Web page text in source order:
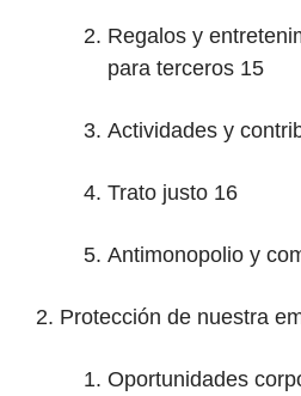
Regalos y
para terceros 15
Actividades y
Trato justo 16
Antimonopolio y
Protección de nuestra
Oportunidades